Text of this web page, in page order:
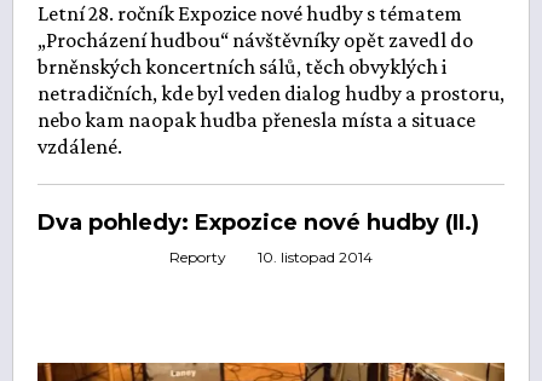
Letní 28. ročník Expozice nové hudby s tématem
„Procházení hudbou“ návštěvníky opět zavedl do
brněnských koncertních sálů, těch obvyklých i
netradičních, kde byl veden dialog hudby a prostoru,
nebo kam naopak hudba přenesla místa a situace
vzdálené.
Dva pohledy: Expozice nové hudby (II.)
Reporty 10. listopad 2014